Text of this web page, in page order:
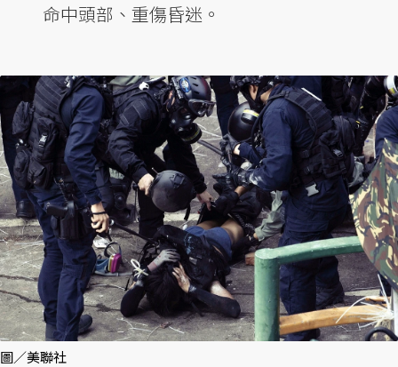
命中頭部、重傷昏迷。
圖／美聯社